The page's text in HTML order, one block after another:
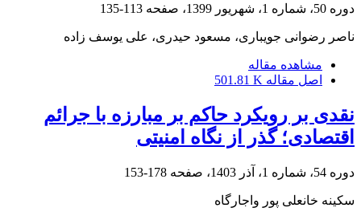
دوره 50، شماره 1، شهریور 1399، صفحه 113-135
ناصر رضوانی جویباری، مسعود حیدری، علی یوسف زاده
مشاهده مقاله
اصل مقاله 501.81 K
نقدی بر رویکرد حاکم بر مبارزه با جرائم
اقتصادی؛ گذر از نگاه امنیتی
دوره 54، شماره 1، آذر 1403، صفحه 178-153
سکینه خانعلی پور واجارگاه